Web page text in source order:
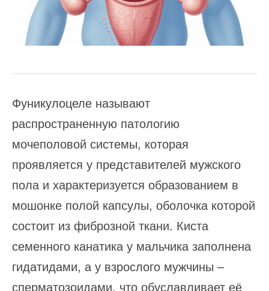
Фуникулоцеле называют
распространенную патологию
мочеполовой системы, которая
проявляется у представителей мужского
пола и характеризуется образованием в
мошонке полой капсулы, оболочка которой
состоит из фиброзной ткани. Киста
семенного канатика у мальчика заполнена
гидатидами, а у взрослого мужчины –
сперматозоидами, что обуславливает её